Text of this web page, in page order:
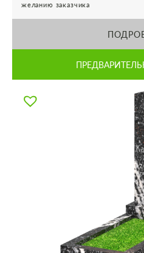
желанию заказчика